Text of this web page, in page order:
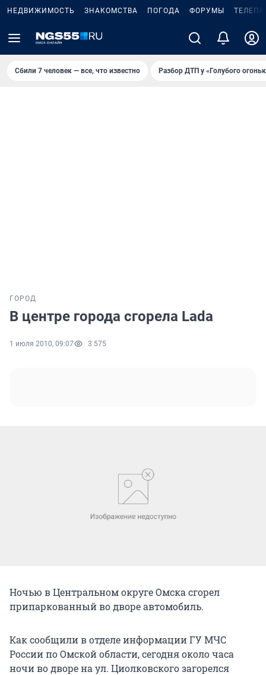
НЕДВИЖИМОСТЬ ЗНАКОМСТВА ПОГОДА ФОРУМЫ
Сбили 7 человек — все, что известно Разбор ДТП у «Голубого
ГОРОД
В центре города сгорела Lada
1 июля 2010, 09:07 3 575
Ночью в Центральном округе Омска сгорел
припаркованный во дворе автомобиль.
Как сообщили в отделе информации ГУ МЧС
России по Омской области, сегодня около часа
ночи во дворе на ул. Циолковского загорелся